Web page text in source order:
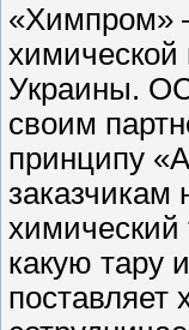
«Химпром»
Украины.
своим
принципу
заказчикам
химический
какую тару